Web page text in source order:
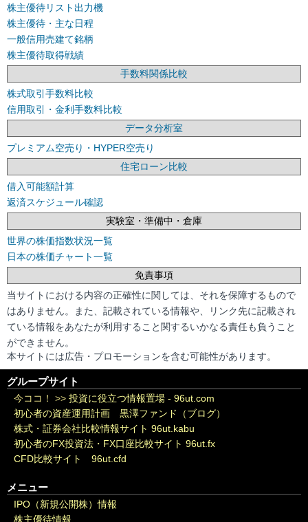
株主優待リスト出力機
株主優待・主な日程
一般信用売建て銘柄
株主優待取得戦績
手数料関係比較
株式取引手数料比較
信用取引・金利手数料比較
データ分析室
プレミアム空売り・HYPER空売り
住宅ローン比較
借入可能額計算
返済スケジュール確認
実験室・準備中・倉庫
世界の株価指数状況一覧
日本の株価チャート一覧
免責事項
当サイトにおける内容の正確性に関しては、それを保障するもので
はありません。また、記載されている情報や、リンク先に記載され
ている情報をあなたが利用すること関するいかなる責任も負うこと
ができません。
本サイトには広告・プロモーションを含む可能性があります。
グループサイト
今ココ！ >> 投資に役立つ情報置場 - 96ut.com
初心者の資産運用計画 黒澤ファンド（ブログ）
株式・証券会社比較情報サイト 96ut.kabu
初心者のFX投資法・FX口座比較サイト 96ut.fx
CFD比較サイト 96ut.cfd
メニュー
IPO（新規公開株）情報
株主優待情報